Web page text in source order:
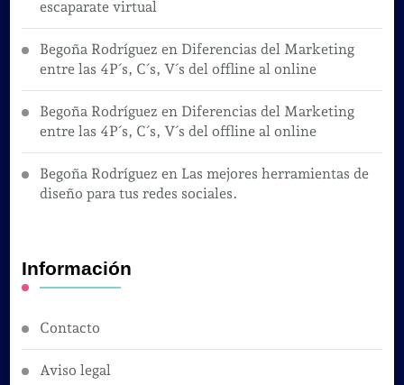
escaparate virtual
Begoña Rodríguez en Diferencias del Marketing
entre las 4P´s, C´s, V´s del offline al online
Begoña Rodríguez en Diferencias del Marketing
entre las 4P´s, C´s, V´s del offline al online
Begoña Rodríguez en Las mejores herramientas de
diseño para tus redes sociales.
Información
Contacto
Aviso legal